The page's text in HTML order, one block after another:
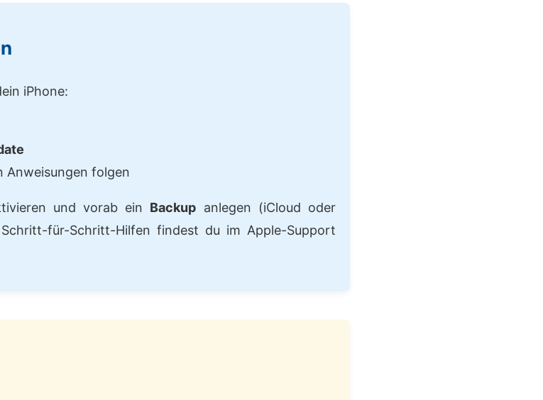
iPhone:
Anweisungen folgen
und vorab ein Backup anlegen (iCloud oder
für-Schritt-Hilfen findest du im Apple-Support